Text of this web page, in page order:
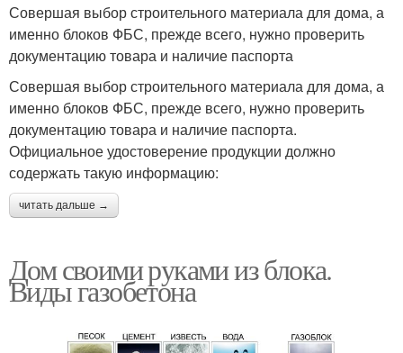
Совершая выбор строительного материала для дома, а
именно блоков ФБС, прежде всего, нужно проверить
документацию товара и наличие паспорта
Совершая выбор строительного материала для дома, а
именно блоков ФБС, прежде всего, нужно проверить
документацию товара и наличие паспорта.
Официальное удостоверение продукции должно
содержать такую информацию:
читать дальше →
Дом своими руками из блока.
Виды газобетона